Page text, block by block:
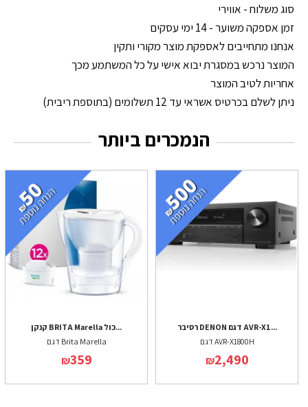
סוג משלוח - אווירי
זמן אספקה משוער - 14 ימי עסקים
אנחנו מתחייבים לאספקת מוצר מקורי ותקין
המוצר נרכש במסגרת יבוא אישי על כל המשתמע מכך
אחריות לטיב המוצר
ניתן לשלם בכרטיס אשראי עד 12 תשלומים (בתוספת ריבית)
הנמכרים ביותר
קנקן BRITA Marella כול...
דגם Brita Marella
₪359
רסיבר DENON דגם AVR-X1...
דגם AVR-X1800H
₪2,490